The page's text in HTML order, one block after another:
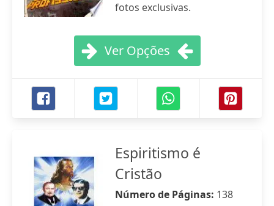
fotos exclusivas.
Ver Opções
Espiritismo é
Cristão
Número de Páginas: 138